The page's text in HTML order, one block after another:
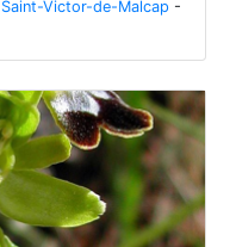
Saint-Victor-de-Malcap -